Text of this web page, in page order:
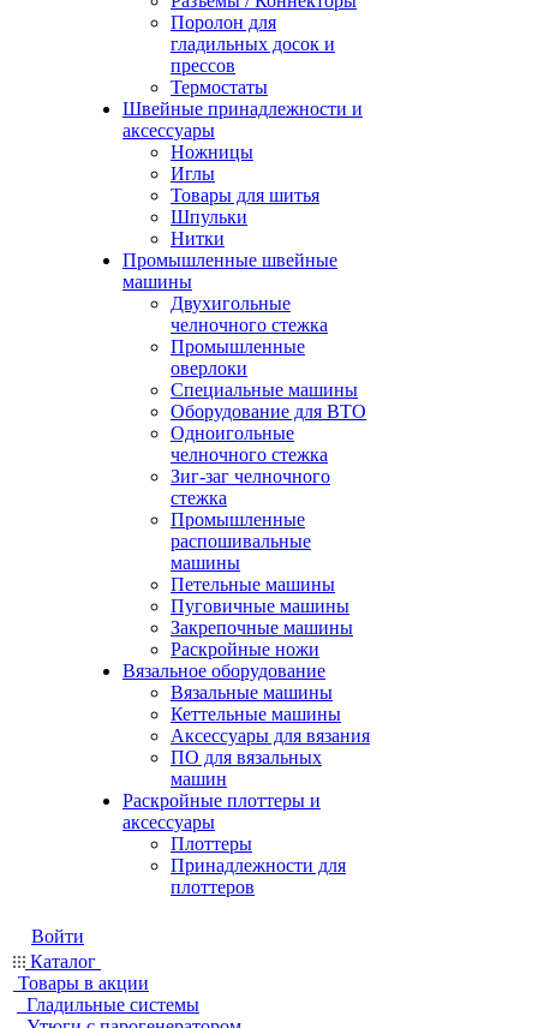
Поролон для
гладильных досок и
прессов
Термостаты
Швейные принадлежности и
аксессуары
Ножницы
Иглы
Товары для шитья
Шпульки
Нитки
Промышленные швейные
машины
Двухигольные
челночного стежка
Промышленные
оверлоки
Специальные машины
Оборудование для ВТО
Одноигольные
челночного стежка
Зиг-заг челночного
стежка
Промышленные
распошивальные
машины
Петельные машины
Пуговичные машины
Закрепочные машины
Раскройные ножи
Вязальное оборудование
Вязальные машины
Кеттельные машины
Аксессуары для вязания
ПО для вязальных
машин
Раскройные плоттеры и
аксессуары
Плоттеры
Принадлежности для
плоттеров
Войти
Каталог
Товары в акции
Гладильные системы